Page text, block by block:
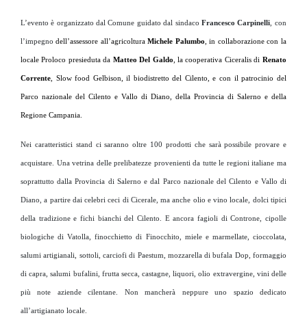
L’evento è organizzato dal Comune guidato dal sindaco Francesco Carpinelli , con
l’impegnodell’assessore all’agricolturaMichele Palumbo , in collaborazione con la
locale Proloco presieduta da Matteo Del Galdo , la cooperativa Ciceralis di Renato
Corrente , Slow food Gelbison, il biodistretto del Cilento, e con il patrocinio del
Parco nazionale del Cilento e Vallo di Diano, della Provincia di Salerno e della
Regione Campania.
Nei caratteristici stand ci saranno oltre 100 prodotti che sarà possibile provare e
acquistare. Una vetrina delle prelibatezze provenienti da tutte le regioni italiane ma
soprattutto dalla Provincia di Salerno e dal Parco nazionale del Cilento e Vallo di
Diano, a partire dai celebri ceci di Cicerale, ma anche olio e vino locale, dolci tipici
della tradizione e fichi bianchi del Cilento. E ancora fagioli di Controne, cipolle
biologiche di Vatolla, finocchietto di Finocchito, miele e marmellate, cioccolata,
salumi artigianali, sottoli, carciofi di Paestum, mozzarella di bufala Dop, formaggio
di capra, salumi bufalini, frutta secca, castagne, liquori, olio extravergine, vini delle
più note aziende cilentane. Non mancherà neppure uno spazio dedicato
all’artigianato locale.